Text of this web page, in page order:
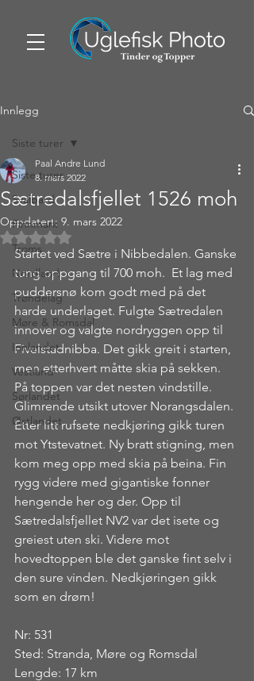
Innlegg
Siste turer
Svalbard
Finnmark
Troms
Nordland
Trøndelag
Møre & Romsdal
Innlandet
Vestland
Sørlandet
Østlandet
Siste turer
Sætredalsfjellet 1526 moh
Paal Andre Lund
8. mars 2022
Oppdatert: 9. mars 2022
Gitt NaN av 5 stjerner.
Startet ved Sætre i Nibbedalen. Ganske
tung oppgang til 700 moh.  Et lag med
puddersnø kom godt med på det
harde underlaget. Fulgte Sætredalen
innover og valgte nordryggen opp til
Fivelstadnibba. Det gikk greit i starten,
men etterhvert måtte skia på sekken.
På toppen var det nesten vindstille.
Glimrende utsikt utover Norangsdalen.
Etter litt rufsete nedkjøring gikk turen
mot Ytstevatnet. Ny bratt stigning, men
kom meg opp med skia på beina. Fin
rygg videre med gigantiske fonner
hengende her og der. Opp til
Sætredalsfjellet NV2 var det isete og
greiest uten ski. Videre mot
hovedtoppen ble det ganske fint selv i
den sure vinden. Nedkjøringen gikk
som en drøm!
Nr: 531
Sted: Stranda, Møre og Romsdal
Lengde: 17 km